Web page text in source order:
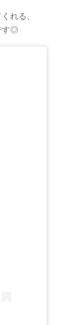
れる、
す◎